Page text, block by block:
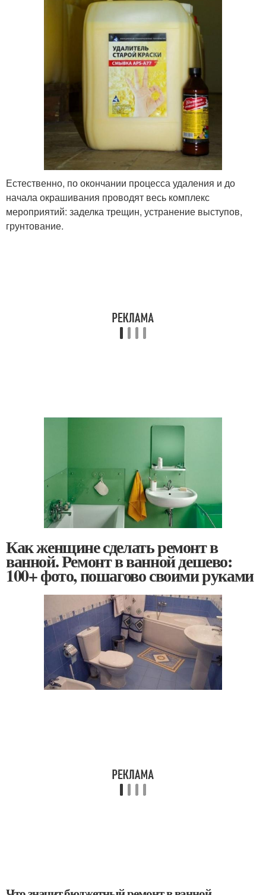
Естественно, по окончании процесса удаления и до
начала окрашивания проводят весь комплекс
мероприятий: заделка трещин, устранение выступов,
грунтование.
Как женщине сделать ремонт в
ванной. Ремонт в ванной дешево:
100+ фото, пошагово своими руками